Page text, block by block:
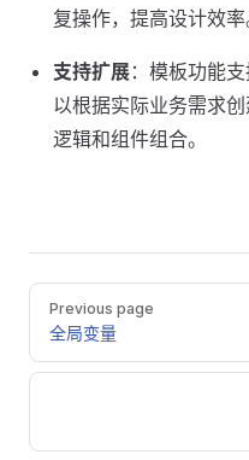
复操作，提高设计效率
支持扩展：模板功能
以根据实际业务需求
逻辑和组件组合。
PagerPrevious page
全局变量